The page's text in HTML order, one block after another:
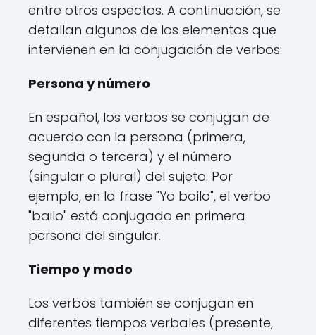
entre otros aspectos. A continuación, se
detallan algunos de los elementos que
intervienen en la conjugación de verbos:
Persona y número
En español, los verbos se conjugan de
acuerdo con la persona (primera,
segunda o tercera) y el número
(singular o plural) del sujeto. Por
ejemplo, en la frase "Yo bailo", el verbo
"bailo" está conjugado en primera
persona del singular.
Tiempo y modo
Los verbos también se conjugan en
diferentes tiempos verbales (presente,